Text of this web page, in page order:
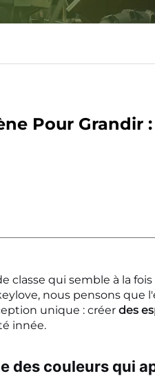
Pour Grandir
classe qui semble à la fois
nous pensons
unique : créer des
innée.
des couleurs qui